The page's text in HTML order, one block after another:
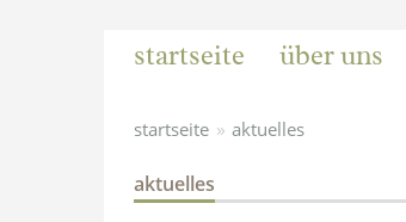
startseite über uns
startseite » aktuelles
aktuelles